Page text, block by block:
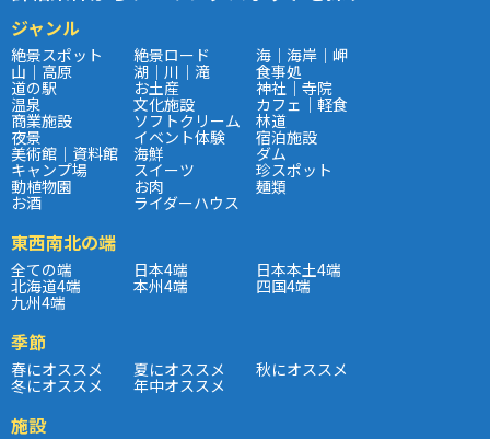
ジャンル
絶景スポット 絶景ロード 海｜海岸｜岬
山｜高原 湖｜川｜滝 食事処
道の駅 お土産 神社｜寺院
温泉 文化施設 カフェ｜軽食
商業施設 ソフトクリーム 林道
夜景 イベント体験 宿泊施設
美術館｜資料館 海鮮 ダム
キャンプ場 スイーツ 珍スポット
動植物園 お肉 麺類
お酒 ライダーハウス
東西南北の端
全ての端 日本4端 日本本土4端
北海道4端 本州4端 四国4端
九州4端
季節
春にオススメ 夏にオススメ 秋にオススメ
冬にオススメ 年中オススメ
施設